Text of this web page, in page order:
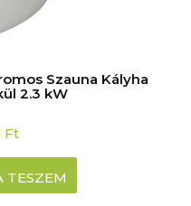
Szauna Kályha
2.3 kW
Ft
TESZEM